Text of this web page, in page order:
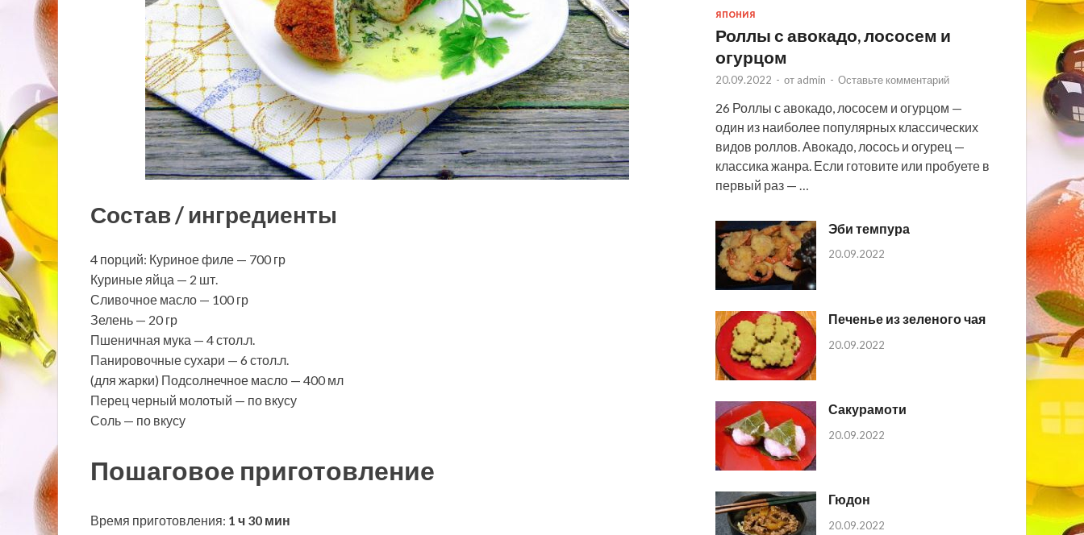
Состав / ингредиенты
4 порций: Куриное филе — 700 гр
Куриные яйца — 2 шт.
Сливочное масло — 100 гр
Зелень — 20 гр
Пшеничная мука — 4 стол.л.
Панировочные сухари — 6 стол.л.
(для жарки) Подсолнечное масло — 400 мл
Перец черный молотый — по вкусу
Соль — по вкусу
Пошаговое приготовление
Время приготовления: 1 ч 30 мин
ЯПОНИЯ
Роллы с авокадо, лососем и
огурцом
20.09.2022 - от admin - Оставьте комментарий
26 Роллы с авокадо, лососем и огурцом —
один из наиболее популярных классических
видов роллов. Авокадо, лосось и огурец —
классика жанра. Если готовите или пробуете в
первый раз — …
Эби темпура
20.09.2022
Печенье из зеленого чая
20.09.2022
Сакурамоти
20.09.2022
Гюдон
20.09.2022